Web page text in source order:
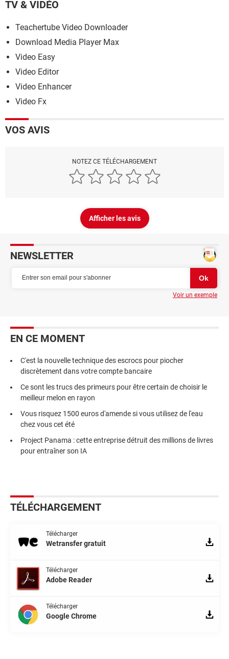
TV & VIDÉO
Teachertube Video Downloader
Download Media Player Max
Video Easy
Video Editor
Video Enhancer
Video Fx
VOS AVIS
NOTEZ CE TÉLÉCHARGEMENT
Afficher les avis
NEWSLETTER
Voir un exemple
EN CE MOMENT
C'est la nouvelle technique des escrocs pour piocher
discrètement dans votre compte bancaire
Ce sont les trucs des primeurs pour être certain de choisir le
meilleur melon en rayon
Vous risquez 1500 euros d'amende si vous utilisez de l'eau
chez vous cet été
Project Panama : cette entreprise détruit des millions de livres
pour entraîner son IA
TÉLÉCHARGEMENT
Télécharger
Wetransfer gratuit
Télécharger
Adobe Reader
Télécharger
Google Chrome